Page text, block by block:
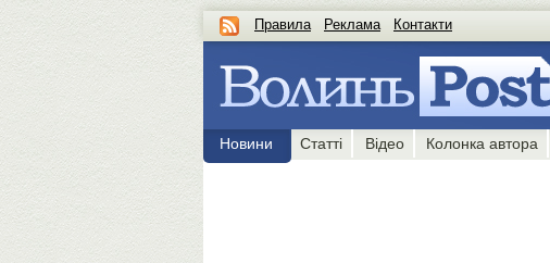
Правила Реклама Контакти
Новини Статті Відео Колонка автора